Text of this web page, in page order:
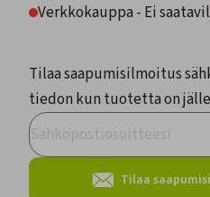
Verkkokauppa - Ei
Tilaa saapumisilmoitus
tiedon kun tuotetta on
Tilaa